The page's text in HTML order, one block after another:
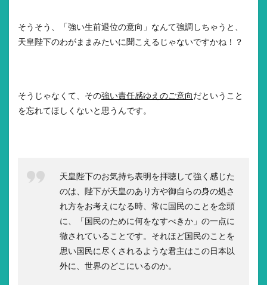
そうそう、「強い生前退位の意向」なんて強調しちゃうと、
天皇陛下のわがままみたいに聞こえるじゃないですかね！？
そうじゃなくて、その強い責任感ゆえのご意向 だということ
を忘れてほしくないと思うんです。
天皇陛下のお気持ち表明を拝聴して強く感じた
のは、陛下が天皇のあり方や御自らの身の処さ
れ方をお考えになる時、常に国民のことを念頭
に、「国民のために何をなすべきか」の一点に
徹されていることです。それほど国民のことを
思い国民に尽くされるような君主はこの日本以
外に、世界のどこにいるのか。